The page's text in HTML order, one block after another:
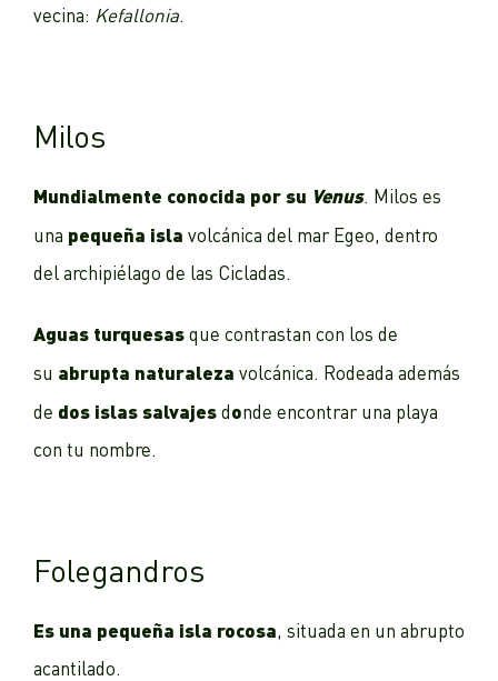
vecina: Kefallonia.
Milos
Mundialmente conocida por su Venus. Milos es
una pequeña isla volcánica del mar Egeo, dentro
del archipiélago de las Cicladas.
Aguas turquesasque contrastan con los de
su abrupta naturaleza volcánica. Rodeada además
de dos islas salvajesdonde encontrar una playa
con tu nombre.
Folegandros
Es una pequeña isla rocosa, situada en un abrupto
acantilado.